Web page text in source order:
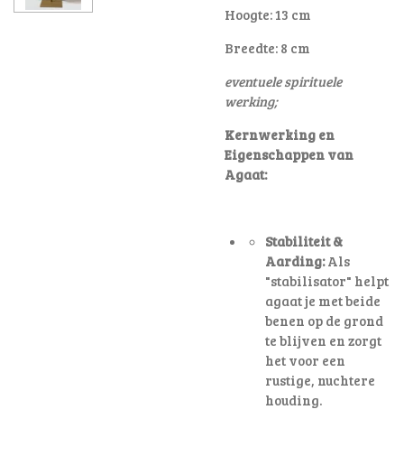
Hoogte: 13 cm
Breedte: 8 cm
eventuele spirituele
werking;
Kernwerking en
Eigenschappen van
Agaat:
Stabiliteit &
Aarding:Als
"stabilisator" helpt
agaat je met beide
benen op de grond
te blijven en zorgt
het voor een
rustige, nuchtere
houding.